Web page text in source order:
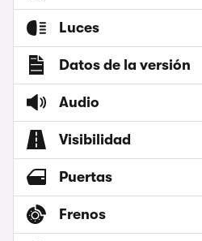
Luces
Datos de la versión
Audio
Visibilidad
Puertas
Frenos